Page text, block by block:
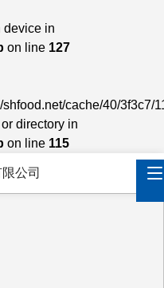
device in
on line 127
cache/40/3f3c7/
directory in
on line 115